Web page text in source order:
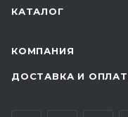
КАТАЛОГ
КОМПАНИЯ
ДОСТАВКА И